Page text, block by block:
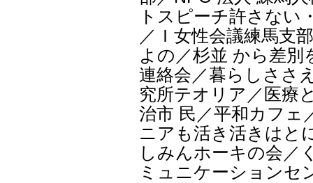
トスピーチ許さない
／Ｉ女性会議練馬支
よの／杉並 から差
連絡会／暮らしささ
究所テオリア／医療
治市 民／平和カフェ
ニアも活き活きはと
しみんホーキの会／
ミュニケーションセ